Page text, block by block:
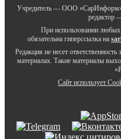
Учредитель — ООО
редактор
При использовании
обязательна гиперссылка на
Редакция не несет
материалах. Такие материалы
Сайт использует